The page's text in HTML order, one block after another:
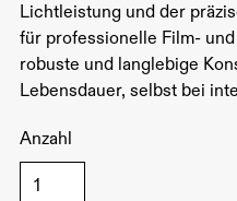
Lichtleistung und der
für professionelle Film-
robuste und langlebige
Lebensdauer, selbst bei
Anzahl